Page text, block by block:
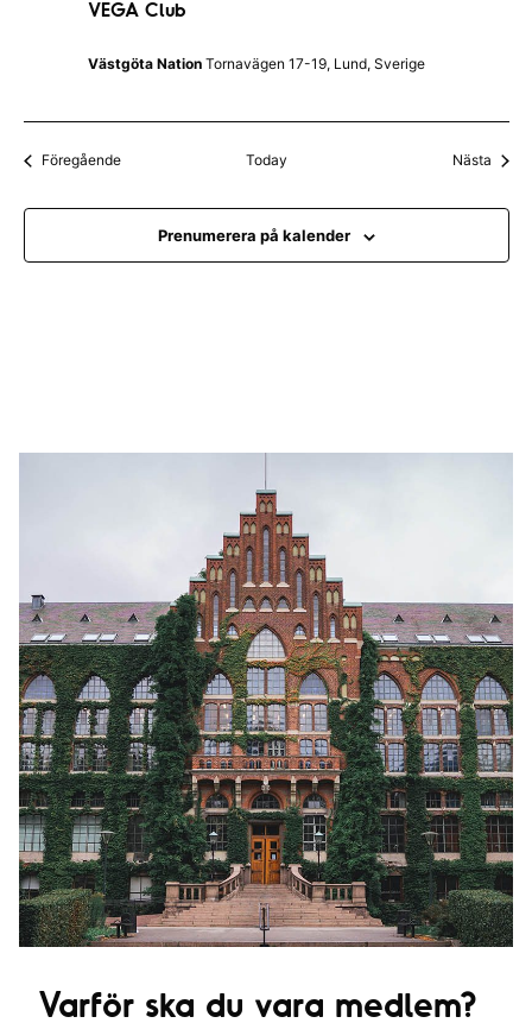
VEGA Club
l
Västgöta Nation Tornavägen 17-19, Lund, Sverige
FöregåendeEvenemang Today Nästa
Prenumerera på kalender
Varför ska du vara medlem?